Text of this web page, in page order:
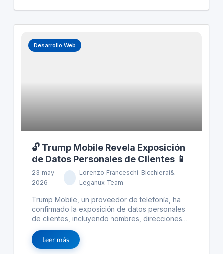
AI no mejoran su experiencia de búsqueda.
Desarrollo Web
🔓 Trump Mobile Revela Exposición
de Datos Personales de Clientes 📱
23 may
2026
Lorenzo Franceschi-Bicchierai&
Leganux Team
Trump Mobile, un proveedor de telefonía, ha
confirmado la exposición de datos personales
de clientes, incluyendo nombres, direcciones
identificadores de pedido, debido a un
proveedor de plataforma de terceros. Aunque
Leer más